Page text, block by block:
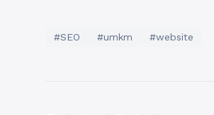
#SEO #umkm #website